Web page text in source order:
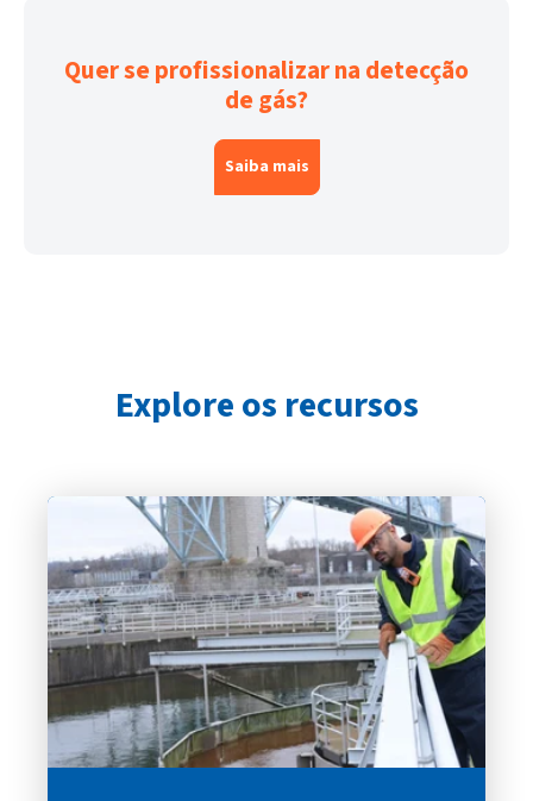
Quer se profissionalizar na detecção
de gás?
Saiba mais
Explore os recursos